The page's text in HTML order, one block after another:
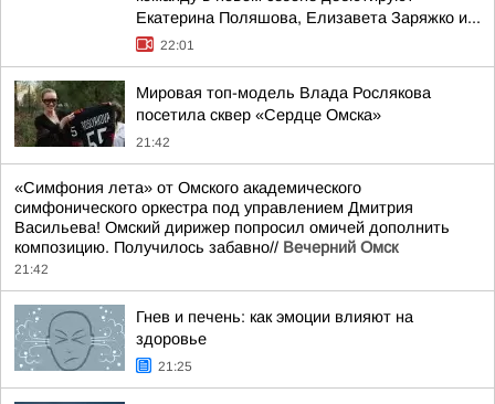
Екатерина Поляшова, Елизавета Заряжко и...
22:01
Мировая топ-модель Влада Рослякова
посетила сквер «Сердце Омска»
21:42
«Симфония лета» от Омского академического
симфонического оркестра под управлением Дмитрия
Васильева! Омский дирижер попросил омичей дополнить
композицию. Получилось забавно// Вечерний Омск
21:42
Гнев и печень: как эмоции влияют на
здоровье
21:25